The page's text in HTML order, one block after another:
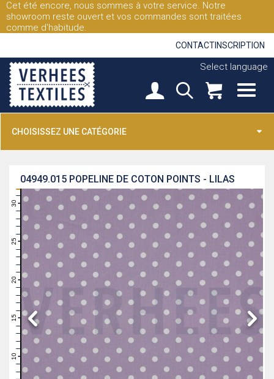
Cet été encore, nous sommes à votre service. Notre
showroom reste ouvert et vos commandes sont traitées
comme d'habitude.
CONTACT INSCRIPTION
Select language
CHOISISSEZ UNE CATÉGORIE
POPELINE DE COTON POINTS - LILAS
04949.015
11
14
16
19
21
26